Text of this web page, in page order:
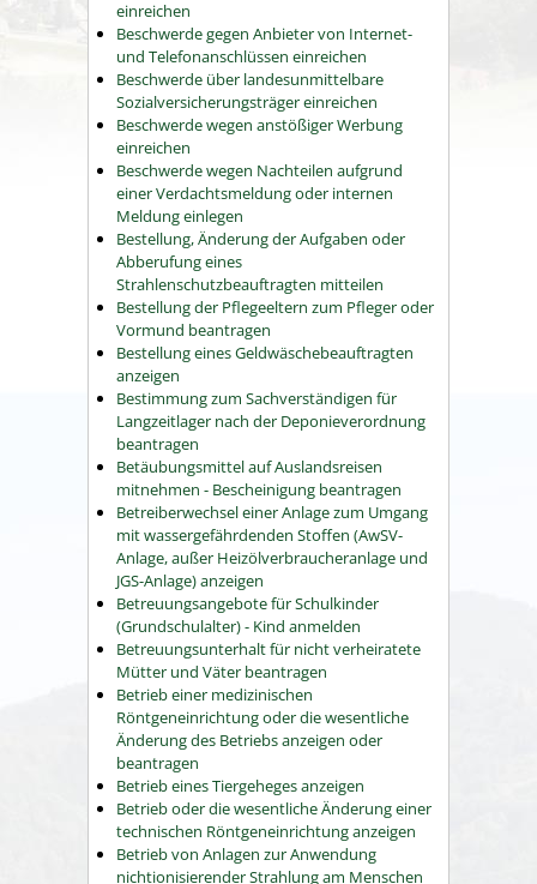
einreichen
Beschwerde gegen Anbieter von Internet-
und Telefonanschlüssen einreichen
Beschwerde über landesunmittelbare
Sozialversicherungsträger einreichen
Beschwerde wegen anstößiger Werbung
einreichen
Beschwerde wegen Nachteilen aufgrund
einer Verdachtsmeldung oder internen
Meldung einlegen
Bestellung, Änderung der Aufgaben oder
Abberufung eines
Strahlenschutzbeauftragten mitteilen
Bestellung der Pflegeeltern zum Pfleger oder
Vormund beantragen
Bestellung eines Geldwäschebeauftragten
anzeigen
Bestimmung zum Sachverständigen für
Langzeitlager nach der Deponieverordnung
beantragen
Betäubungsmittel auf Auslandsreisen
mitnehmen - Bescheinigung beantragen
Betreiberwechsel einer Anlage zum Umgang
mit wassergefährdenden Stoffen (AwSV-
Anlage, außer Heizölverbraucheranlage und
JGS-Anlage) anzeigen
Betreuungsangebote für Schulkinder
(Grundschulalter) - Kind anmelden
Betreuungsunterhalt für nicht verheiratete
Mütter und Väter beantragen
Betrieb einer medizinischen
Röntgeneinrichtung oder die wesentliche
Änderung des Betriebs anzeigen oder
beantragen
Betrieb eines Tiergeheges anzeigen
Betrieb oder die wesentliche Änderung einer
technischen Röntgeneinrichtung anzeigen
Betrieb von Anlagen zur Anwendung
nichtionisierender Strahlung am Menschen